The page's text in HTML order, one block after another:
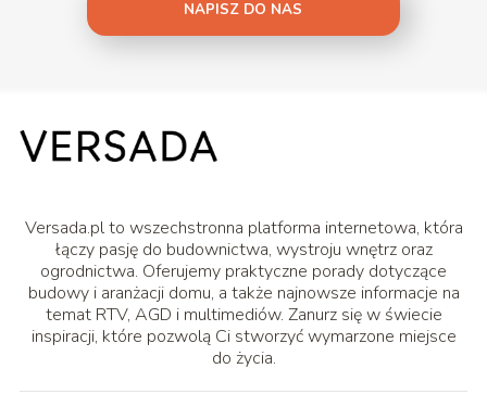
NAPISZ DO NAS
Versada.pl to wszechstronna platforma internetowa, która
łączy pasję do budownictwa, wystroju wnętrz oraz
ogrodnictwa. Oferujemy praktyczne porady dotyczące
budowy i aranżacji domu, a także najnowsze informacje na
temat RTV, AGD i multimediów. Zanurz się w świecie
inspiracji, które pozwolą Ci stworzyć wymarzone miejsce
do życia.